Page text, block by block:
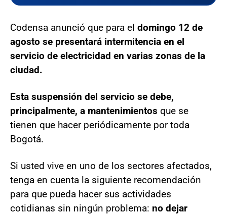
Codensa anunció que para el domingo 12 de
agosto se presentará intermitencia en el
servicio de electricidad en varias zonas de la
ciudad.
Esta suspensión del servicio se debe,
principalmente, a mantenimientos que se
tienen que hacer periódicamente por toda
Bogotá.
Si usted vive en uno de los sectores afectados,
tenga en cuenta la siguiente recomendación
para que pueda hacer sus actividades
cotidianas sin ningún problema: no dejar